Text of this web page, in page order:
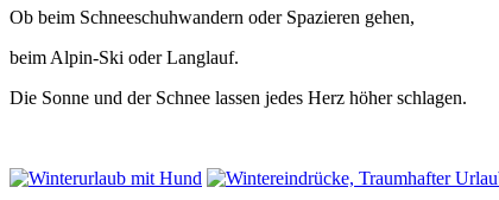
Ob beim Schneeschuhwandern oder Spazieren gehen,
beim Alpin-Ski oder Langlauf.
Die Sonne und der Schnee lassen jedes Herz höher schlagen.